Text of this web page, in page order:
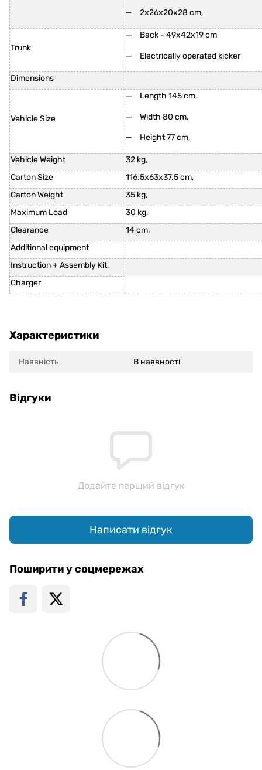
2x26x20x28 cm,
Trunk
Back - 49x42x19 cm
Electrically operated kicker
Dimensions
Vehicle Size
Length 145 cm,
Width 80 cm,
Height 77 cm,
Vehicle Weight
32 kg,
Carton Size
116.5x63x37.5 cm,
Carton Weight
35 kg,
Maximum Load
30 kg,
Clearance
14 cm,
Additional equipment
Instruction + Assembly Kit,
Charger
Характеристики
Наявність В наявності
Відгуки
Додайте перший відгук
Написати відгук
Поширити у соцмережах